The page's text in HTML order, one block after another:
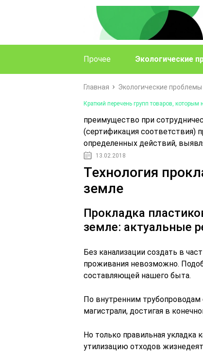
Прочее Экологические
Главная Экологические проблемы
Краткий перечень групп товаров,
преимущество при
(сертификация соответствия)
определенных действий,
13.02.2018
Технология
земле
Прокладка
земле: актуальные
Без канализации создать в
проживания невозможно.
составляющей нашего быта.
По внутренним
магистрали, достигая в
Но только правильная укладка
утилизацию отходов